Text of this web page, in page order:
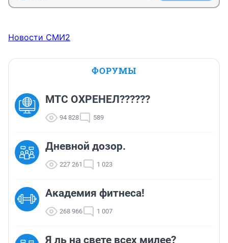
Новости СМИ2
ФОРУМЫ
МТС ОХРЕНЕЛ??????
94 828 589
Дневной дозор.
227 261 1 023
Академия фитнеса!
268 966 1 007
Я ль на свете всех милее?